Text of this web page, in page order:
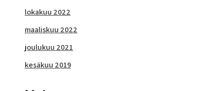
lokakuu 2022
maaliskuu 2022
joulukuu 2021
kesäkuu 2019